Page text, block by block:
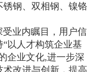
钢、双相钢、镍铬
业内瞩目，用户信
以人才构筑企业基
企业文化,进一步深
改进与创新，提高